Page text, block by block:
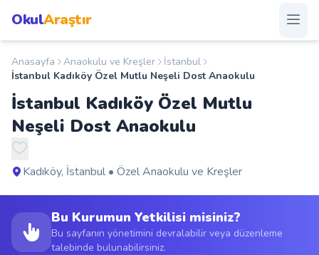
OkulAraştır
Anasayfa
Okullar
Şehirler
Duyurular
Anasayfa Anaokulu ve Kreşler
İstanbul
İstanbul Kadıköy Özel Mutlu Neşeli Dost Anaokulu
İstanbul Kadıköy Özel Mutlu
Neşeli Dost Anaokulu
Kadıköy, İstanbul • Özel Anaokulu ve Kreşler
Bu Kurumun Yetkilisi misiniz?
Bu sayfanın yönetimini devralabilir veya düzenleme
talebinde bulunabilirsiniz.